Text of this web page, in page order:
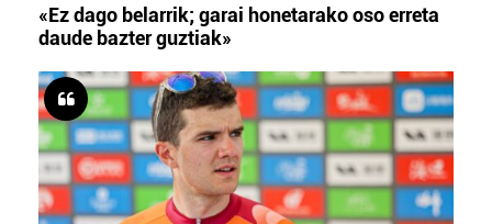
«Ez dago belarrik; garai honetarako oso erreta
daude bazter guztiak»